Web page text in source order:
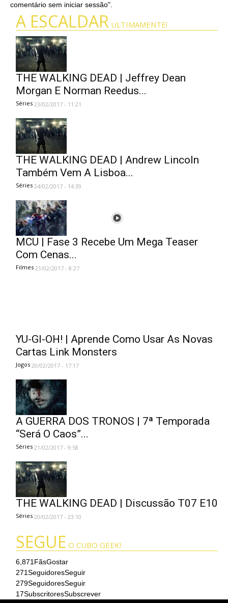
comentário sem iniciar sessão".
A ESCALDAR ULTIMAMENTE!
THE WALKING DEAD | Jeffrey Dean
Morgan E Norman Reedus...
Séries 23/02/2017 - 11:21
THE WALKING DEAD | Andrew Lincoln
Também Vem A Lisboa...
Séries 24/02/2017 - 14:39
MCU | Fase 3 Recebe Um Mega Teaser
Com Cenas...
Filmes 21/02/2017 - 8:27
YU-GI-OH! | Aprende Como Usar As Novas
Cartas Link Monsters
Jogos 20/02/2017 - 17:17
A GUERRA DOS TRONOS | 7ª Temporada
“Será O Caos”...
Séries 21/02/2017 - 9:58
THE WALKING DEAD | Discussão T07 E10
Séries 20/02/2017 - 23:10
SEGUE O CUBO GEEK!
6,871FãsGostar
271SeguidoresSeguir
279SeguidoresSeguir
17SubscritoresSubscrever